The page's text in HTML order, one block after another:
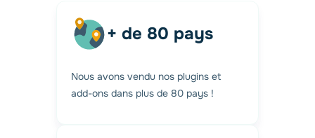
+ de 80 pays
Nous avons vendu nos plugins et
add-ons dans plus de 80 pays !